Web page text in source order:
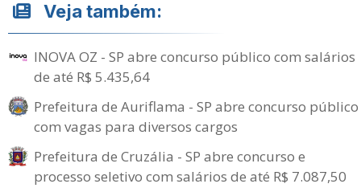
Veja também:
INOVA OZ - SP abre concurso público com salários
de até R$ 5.435,64
Prefeitura de Auriflama - SP abre concurso público
com vagas para diversos cargos
Prefeitura de Cruzália - SP abre concurso e
processo seletivo com salários de até R$ 7.087,50